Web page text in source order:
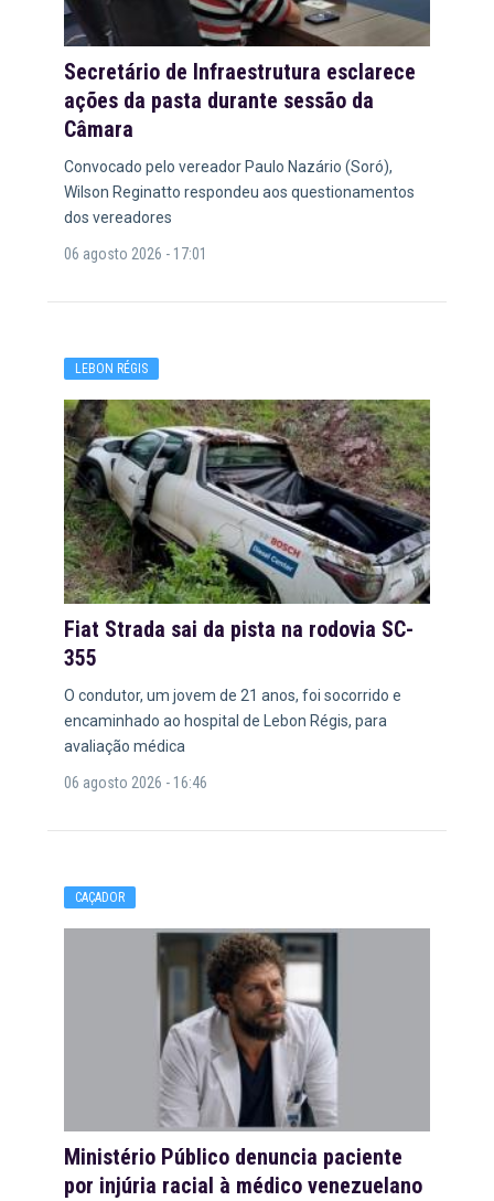
Secretário de Infraestrutura esclarece
ações da pasta durante sessão da
Câmara
Convocado pelo vereador Paulo Nazário (Soró),
Wilson Reginatto respondeu aos questionamentos
dos vereadores
06 agosto 2026 - 17:01
LEBON RÉGIS
Fiat Strada sai da pista na rodovia SC-
355
O condutor, um jovem de 21 anos, foi socorrido e
encaminhado ao hospital de Lebon Régis, para
avaliação médica
06 agosto 2026 - 16:46
CAÇADOR
Ministério Público denuncia paciente
por injúria racial à médico venezuelano